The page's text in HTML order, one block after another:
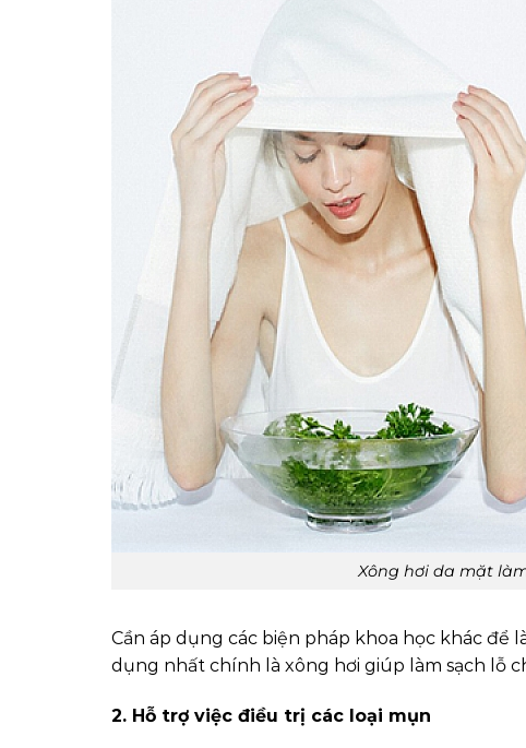
Xông hơi da mặt
Cần áp dụng các biện pháp khoa học khác để
dụng nhất chính là xông hơi giúp làm sạch lỗ
2. Hỗ trợ việc điều trị các loại mụn